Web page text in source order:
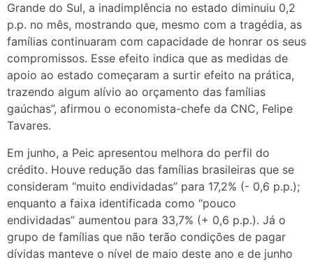
Grande do Sul, a inadimplência no estado diminuiu 0,2
p.p. no mês, mostrando que, mesmo com a tragédia, as
famílias continuaram com capacidade de honrar os seus
compromissos. Esse efeito indica que as medidas de
apoio ao estado começaram a surtir efeito na prática,
trazendo algum alívio ao orçamento das famílias
gaúchas”, afirmou o economista-chefe da CNC, Felipe
Tavares.
Em junho, a Peic apresentou melhora do perfil do
crédito. Houve redução das famílias brasileiras que se
consideram “muito endividadas” para 17,2% (- 0,6 p.p.);
enquanto a faixa identificada como “pouco
endividadas” aumentou para 33,7% (+ 0,6 p.p.). Já o
grupo de famílias que não terão condições de pagar
dívidas manteve o nível de maio deste ano e de junho